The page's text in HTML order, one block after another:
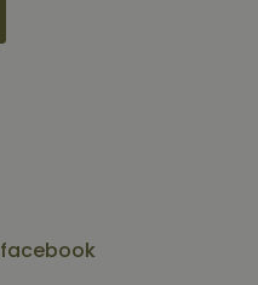
facebook